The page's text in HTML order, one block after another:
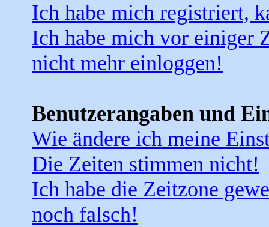
Ich habe mich registriert,
Ich habe mich vor einiger
nicht mehr einloggen!
Benutzerangaben und
Wie ändere ich meine
Die Zeiten stimmen nicht!
Ich habe die Zeitzone
noch falsch!